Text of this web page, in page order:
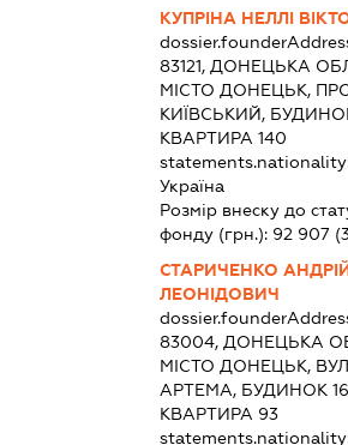
КУПРІНА НЕЛЛІ
83121, ДОНЕЦЬКА
МІСТО ДОНЕЦЬК,
КИЇВСЬКИЙ,
КВАРТИРА 140
Україна
Розмір внеску до
фонду (грн.): 92 907
СТАРИЧЕНКО
ЛЕОНІДОВИЧ
83004, ДОНЕЦЬКА
МІСТО ДОНЕЦЬК,
АРТЕМА, БУДИНОК
КВАРТИРА 93